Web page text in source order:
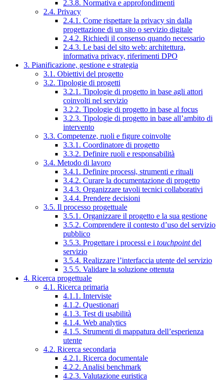
2.3.8. Normativa e approfondimenti
2.4. Privacy
2.4.1. Come rispettare la privacy sin dalla
progettazione di un sito o servizio digitale
2.4.2. Richiedi il consenso quando necessario
2.4.3. Le basi del sito web: architettura,
informativa privacy, riferimenti DPO
3. Pianificazione, gestione e strategia
3.1. Obiettivi del progetto
3.2. Tipologie di progetti
3.2.1. Tipologie di progetto in base agli attori
coinvolti nel servizio
3.2.2. Tipologie di progetto in base al focus
3.2.3. Tipologie di progetto in base all’ambito di
intervento
3.3. Competenze, ruoli e figure coinvolte
3.3.1. Coordinatore di progetto
3.3.2. Definire ruoli e responsabilità
3.4. Metodo di lavoro
3.4.1. Definire processi, strumenti e rituali
3.4.2. Curare la documentazione di progetto
3.4.3. Organizzare tavoli tecnici collaborativi
3.4.4. Prendere decisioni
3.5. Il processo progettuale
3.5.1. Organizzare il progetto e la sua gestione
3.5.2. Comprendere il contesto d’uso del servizio
pubblico
3.5.3. Progettare i processi e i touchpointdel
servizio
3.5.4. Realizzare l’interfaccia utente del servizio
3.5.5. Validare la soluzione ottenuta
4. Ricerca progettuale
4.1. Ricerca primaria
4.1.1. Interviste
4.1.2. Questionari
4.1.3. Test di usabilità
4.1.4. Web analytics
4.1.5. Strumenti di mappatura dell’esperienza
utente
4.2. Ricerca secondaria
4.2.1. Ricerca documentale
4.2.2. Analisi benchmark
4.2.3. Valutazione euristica